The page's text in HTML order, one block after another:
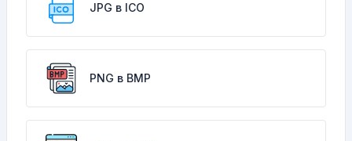
JPG в ICO
PNG в BMP